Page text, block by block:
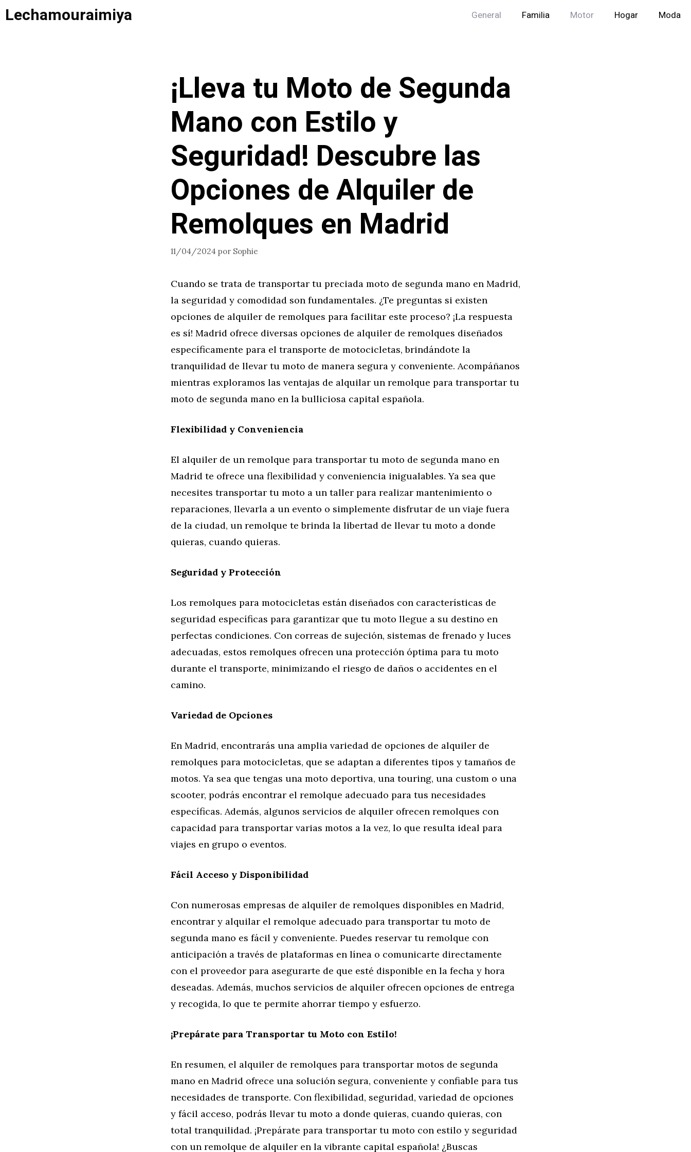
Saltar
alLechamouraimiya General Familia Motor Hogar Moda
¡Lleva tu Moto de Segunda
Mano con Estilo y
Seguridad! Descubre las
Opciones de Alquiler de
Remolques en Madrid
11/04/2024 por Sophie
Cuando se trata de transportar tu preciada moto de segunda mano en Madrid,
la seguridad y comodidad son fundamentales. ¿Te preguntas si existen
opciones de alquiler de remolques para facilitar este proceso? ¡La respuesta
es sí! Madrid ofrece diversas opciones de alquiler de remolques diseñados
específicamente para el transporte de motocicletas, brindándote la
tranquilidad de llevar tu moto de manera segura y conveniente. Acompáñanos
mientras exploramos las ventajas de alquilar un remolque para transportar tu
moto de segunda mano en la bulliciosa capital española.
Flexibilidad y Conveniencia
El alquiler de un remolque para transportar tu moto de segunda mano en
Madrid te ofrece una flexibilidad y conveniencia inigualables. Ya sea que
necesites transportar tu moto a un taller para realizar mantenimiento o
reparaciones, llevarla a un evento o simplemente disfrutar de un viaje fuera
de la ciudad, un remolque te brinda la libertad de llevar tu moto a donde
quieras, cuando quieras.
Seguridad y Protección
Los remolques para motocicletas están diseñados con características de
seguridad específicas para garantizar que tu moto llegue a su destino en
perfectas condiciones. Con correas de sujeción, sistemas de frenado y luces
adecuadas, estos remolques ofrecen una protección óptima para tu moto
durante el transporte, minimizando el riesgo de daños o accidentes en el
camino.
Variedad de Opciones
En Madrid, encontrarás una amplia variedad de opciones de alquiler de
remolques para motocicletas, que se adaptan a diferentes tipos y tamaños de
motos. Ya sea que tengas una moto deportiva, una touring, una custom o una
scooter, podrás encontrar el remolque adecuado para tus necesidades
específicas. Además, algunos servicios de alquiler ofrecen remolques con
capacidad para transportar varias motos a la vez, lo que resulta ideal para
viajes en grupo o eventos.
Fácil Acceso y Disponibilidad
Con numerosas empresas de alquiler de remolques disponibles en Madrid,
encontrar y alquilar el remolque adecuado para transportar tu moto de
segunda mano es fácil y conveniente. Puedes reservar tu remolque con
anticipación a través de plataformas en línea o comunicarte directamente
con el proveedor para asegurarte de que esté disponible en la fecha y hora
deseadas. Además, muchos servicios de alquiler ofrecen opciones de entrega
y recogida, lo que te permite ahorrar tiempo y esfuerzo.
¡Prepárate para Transportar tu Moto con Estilo!
En resumen, el alquiler de remolques para transportar motos de segunda
mano en Madrid ofrece una solución segura, conveniente y confiable para tus
necesidades de transporte. Con flexibilidad, seguridad, variedad de opciones
y fácil acceso, podrás llevar tu moto a donde quieras, cuando quieras, con
total tranquilidad. ¡Prepárate para transportar tu moto con estilo y seguridad
con un remolque de alquiler en la vibrante capital española! ¿Buscas